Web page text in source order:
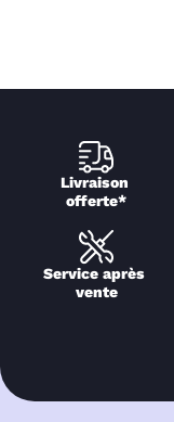
Livraison
offerte*
Service après
vente